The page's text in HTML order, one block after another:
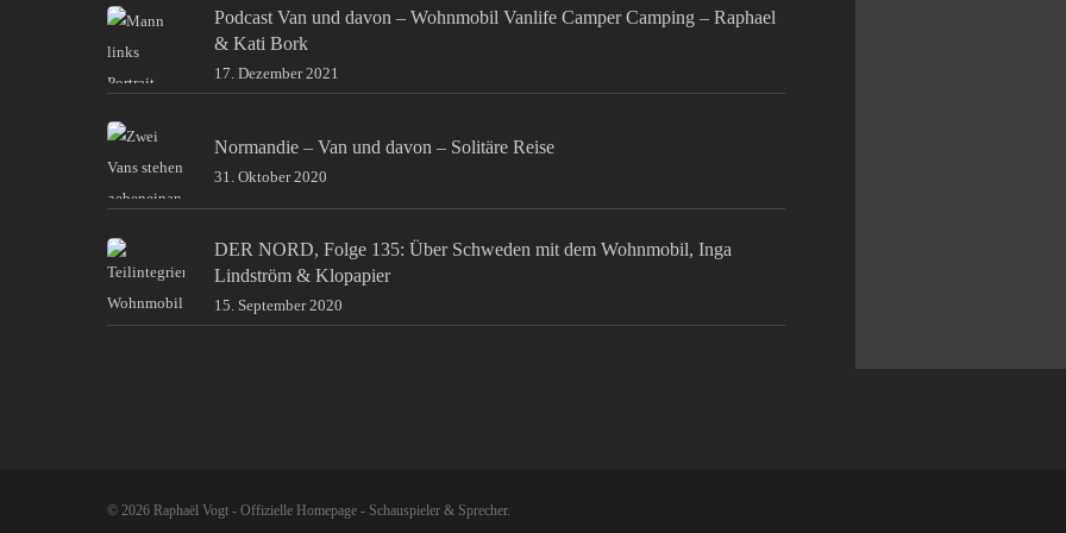
Podcast Van und davon – Wohnmobil Vanlife Camper Camping – Raphael
& Kati Bork
17. Dezember 2021
Normandie – Van und davon – Solitäre Reise
31. Oktober 2020
DER NORD, Folge 135: Über Schweden mit dem Wohnmobil, Inga
Lindström & Klopapier
15. September 2020
© 2026 Raphaël Vogt - Offizielle Homepage - Schauspieler & Sprecher.